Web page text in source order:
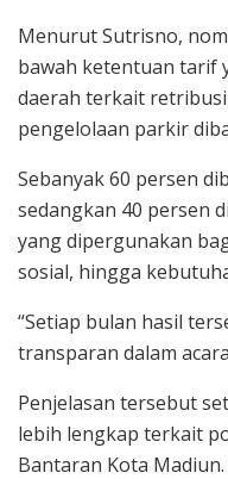
Menurut Sutrisno,
bawah ketentuan tarif
daerah terkait
pengelolaan parkir
Sebanyak 60 persen
sedangkan 40 persen
yang dipergunakan
sosial, hingga
“Setiap bulan hasil
transparan dalam
Penjelasan tersebut
lebih lengkap terkait
Bantaran Kota Madiun.